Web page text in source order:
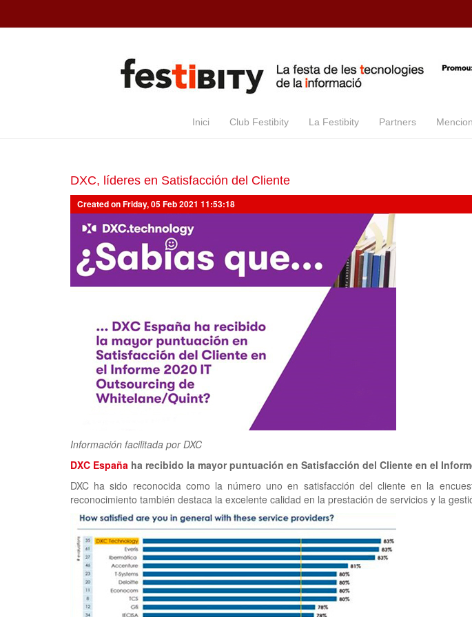
Inici Club Festibity La Festibity Partners
DXC, líderes en Satisfacción del Cliente
Created on Friday, 05 Feb 2021 11:53:18
Información facilitada por DXC
DXC España ha recibido la mayor puntuación en Satisfacción del Cliente en el
DXC ha sido reconocida como la número uno en satisfacción del cliente en la
reconocimiento también destaca la excelente calidad en la prestación de servicios y la